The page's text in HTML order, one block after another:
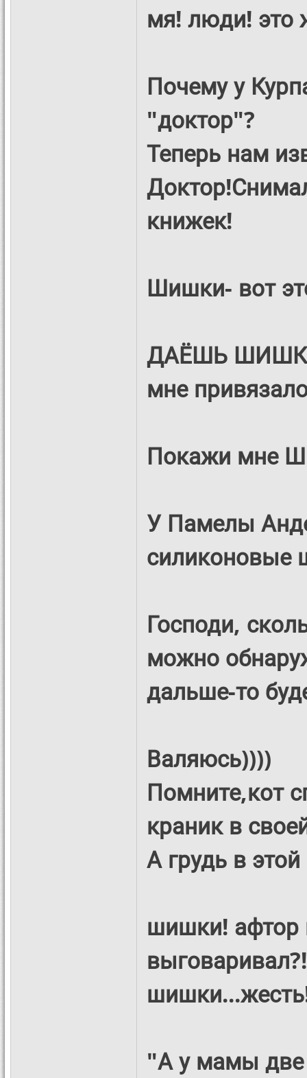
мя! люди!
Почему у
"доктор"?
Теперь нам
книжек!
Шишки- вот
ДАЁШЬ
мне
Покажи мне
У Памелы
силиконовые
Господи,
можно
дальше-то
Валяюсь))))
Помните,кот
краник в
А грудь в
шишки! афтор
"А у мамы две